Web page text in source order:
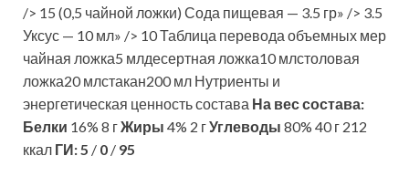
/> 15 (0,5 чайной ложки) Сода пищевая — 3.5 гр» /> 3.5
Уксус — 10 мл» /> 10 Таблица перевода объемных мер
чайная ложка5 млдесертная ложка10 млстоловая
ложка20 млстакан200 мл Нутриенты и
энергетическая ценность состава На вес состава:
Белки 16% 8 гЖиры 4% 2 гУглеводы 80% 40 г 212
ккал ГИ:5 / 0 / 95